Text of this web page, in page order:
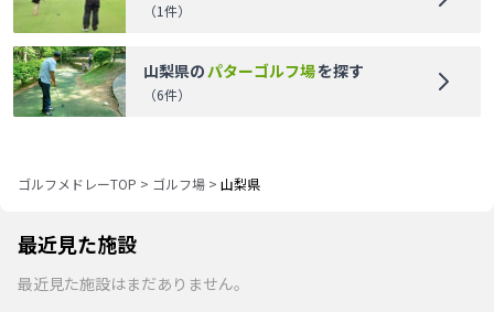
（1件）
山梨県のパターゴルフ場を探す
（6件）
ゴルフメドレーTOP > ゴルフ場 > 山梨県
最近見た施設
最近見た施設はまだありません。